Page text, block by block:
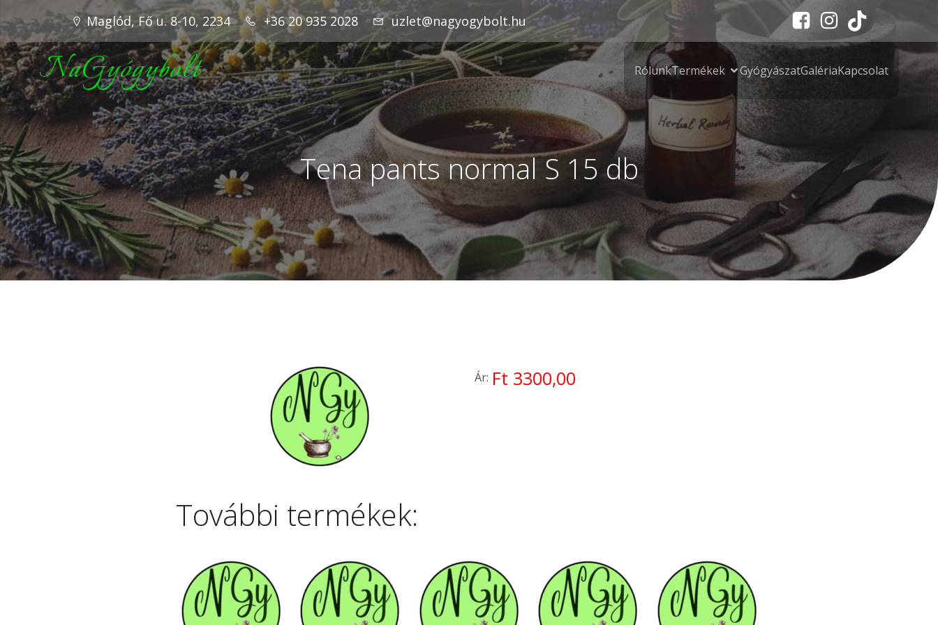
Maglód, Fő u. 8-10, 2234 +36 20 935 2028 uzlet@nagyogybolt.hu
NaGyógybolt RólunkTermékek GyógyászatGalériaKapcsolat
Tena pants normal S 15 db
Ár: Ft 3300,00
További termékek: